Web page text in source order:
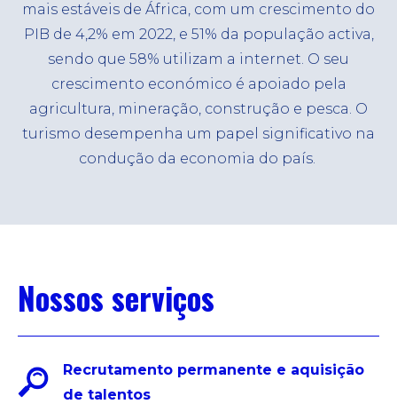
mais estáveis ​​de África, com um crescimento do
PIB de 4,2% em 2022, e 51% da população activa,
sendo que 58% utilizam a internet. O seu
crescimento económico é apoiado pela
agricultura, mineração, construção e pesca. O
turismo desempenha um papel significativo na
condução da economia do país.
Nossos serviços
Recrutamento permanente e aquisição
de talentos